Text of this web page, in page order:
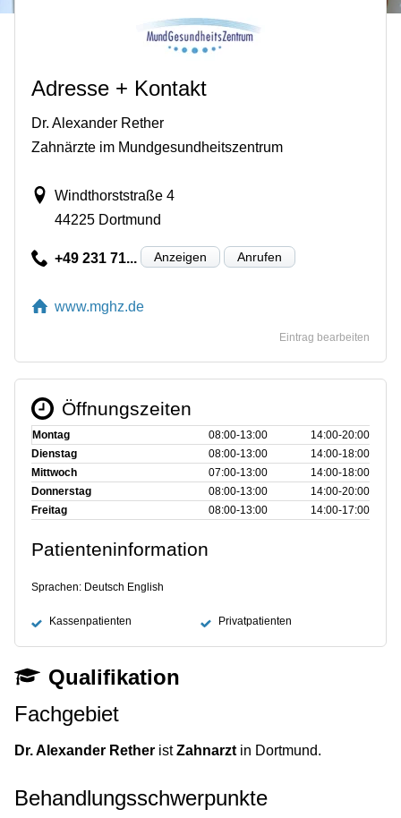
Adresse + Kontakt
Dr. Alexander Rether
Zahnärzte im Mundgesundheitszentrum
Windthorststraße 4
44225 Dortmund
+49 231 71... Anzeigen Anrufen
www.mghz.de
Eintrag bearbeiten
Öffnungszeiten
Montag 08:00‑13:00
14:00‑20:00
Dienstag
08:00‑13:00
14:00‑18:00
Mittwoch
07:00‑13:00
14:00‑18:00
Donnerstag
08:00‑13:00
14:00‑20:00
Freitag
08:00‑13:00 14:00‑17:00
Patienteninformation
Sprachen: Deutsch English
Kassenpatienten Privatpatienten
Qualifikation
Fachgebiet
Dr. Alexander Rether istZahnarzt in Dortmund.
Behandlungsschwerpunkte